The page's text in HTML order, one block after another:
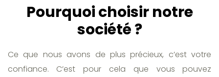
Pourquoi choisir notre
société ?
Ce que nous avons de plus précieux, c’est votre
confiance. C’est pour cela que vous pouvez